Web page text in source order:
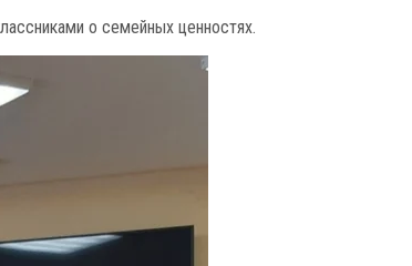
о семейных ценностях.